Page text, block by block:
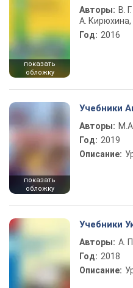
показать
обложку
Авторы: В.
А. Кирюхина,
Год: 2016
показать
обложку
Учебники
Авторы:
Год: 2019
Описание:
Учебники
Авторы: А.
Год: 2018
Описание: